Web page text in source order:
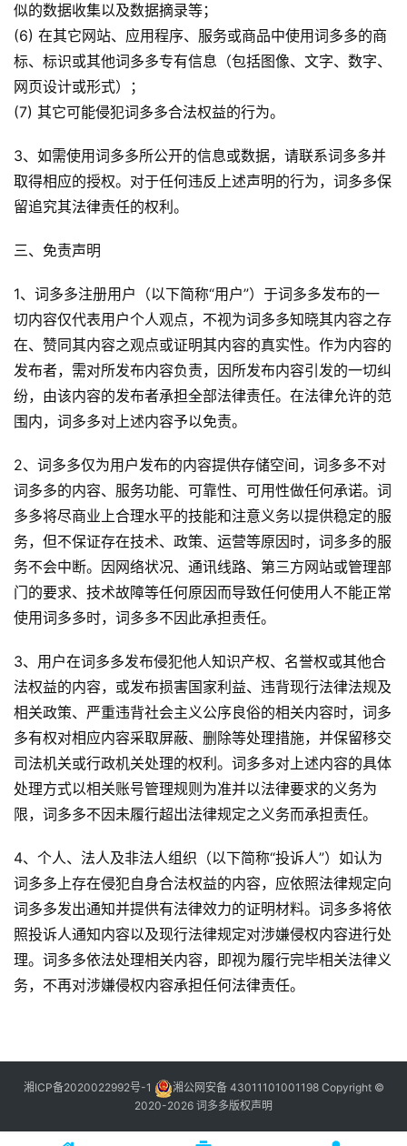
似的数据收集以及数据摘录等；
(6) 在其它网站、应用程序、服务或商品中使用词多多的商
标、标识或其他词多多专有信息（包括图像、文字、数字、
网页设计或形式）；
(7) 其它可能侵犯词多多合法权益的行为。
3、如需使用词多多所公开的信息或数据，请联系词多多并
取得相应的授权。对于任何违反上述声明的行为，词多多保
留追究其法律责任的权利。
三、免责声明
1、词多多注册用户（以下简称“用户”）于词多多发布的一
切内容仅代表用户个人观点，不视为词多多知晓其内容之存
在、赞同其内容之观点或证明其内容的真实性。作为内容的
发布者，需对所发布内容负责，因所发布内容引发的一切纠
纷，由该内容的发布者承担全部法律责任。在法律允许的范
围内，词多多对上述内容予以免责。
2、词多多仅为用户发布的内容提供存储空间，词多多不对
词多多的内容、服务功能、可靠性、可用性做任何承诺。词
多多将尽商业上合理水平的技能和注意义务以提供稳定的服
务，但不保证存在技术、政策、运营等原因时，词多多的服
务不会中断。因网络状况、通讯线路、第三方网站或管理部
门的要求、技术故障等任何原因而导致任何使用人不能正常
使用词多多时，词多多不因此承担责任。
3、用户在词多多发布侵犯他人知识产权、名誉权或其他合
法权益的内容，或发布损害国家利益、违背现行法律法规及
相关政策、严重违背社会主义公序良俗的相关内容时，词多
多有权对相应内容采取屏蔽、删除等处理措施，并保留移交
司法机关或行政机关处理的权利。词多多对上述内容的具体
处理方式以相关账号管理规则为准并以法律要求的义务为
限，词多多不因未履行超出法律规定之义务而承担责任。
4、个人、法人及非法人组织（以下简称“投诉人”）如认为
词多多上存在侵犯自身合法权益的内容，应依照法律规定向
词多多发出通知并提供有法律效力的证明材料。词多多将依
照投诉人通知内容以及现行法律规定对涉嫌侵权内容进行处
理。词多多依法处理相关内容，即视为履行完毕相关法律义
务，不再对涉嫌侵权内容承担任何法律责任。
湘ICP备2020022992号-1 湘公网安备 43011101001198Copyright ©
2020-2026 词多多版权声明